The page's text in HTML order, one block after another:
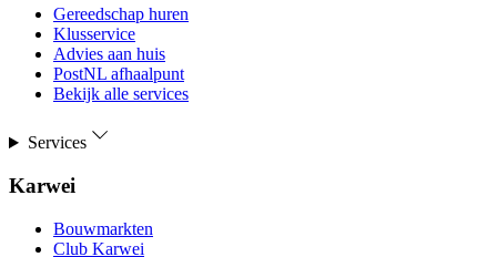
Gereedschap huren
Klusservice
Advies aan huis
PostNL afhaalpunt
Bekijk alle services
Services
Karwei
Bouwmarkten
Club Karwei